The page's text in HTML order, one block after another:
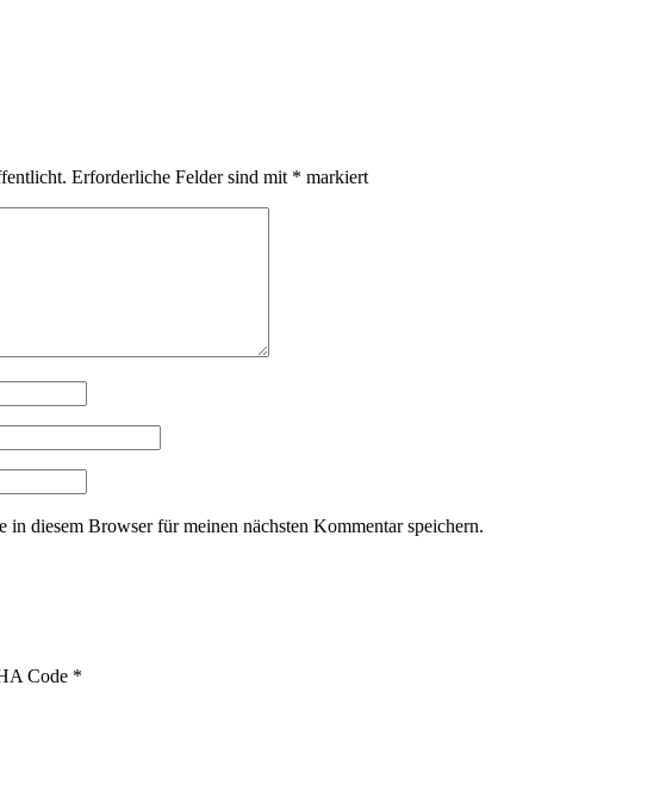
Erforderliche Felder sind mit * markiert
diesem Browser für meinen nächsten Kommentar speichern.
Code *